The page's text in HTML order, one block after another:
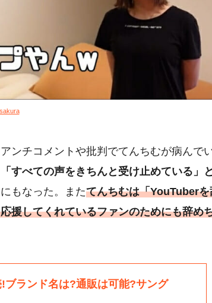
ンチコメントや批判でてんちむが病んで
すべての声をきちんと受け止めている」
もなった。またてんちむは「YouTuberを
援してくれているファンのためにも辞め